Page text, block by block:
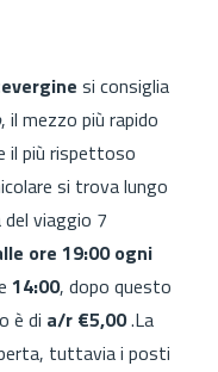
si consiglia
, il mezzo più rapido
il più rispettoso
si trova lungo
viaggio 7
ore 19:00 ogni
14:00, dopo questo
è di a/r €5,00.La
tuttavia i posti